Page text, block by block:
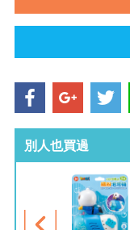
別人也買過